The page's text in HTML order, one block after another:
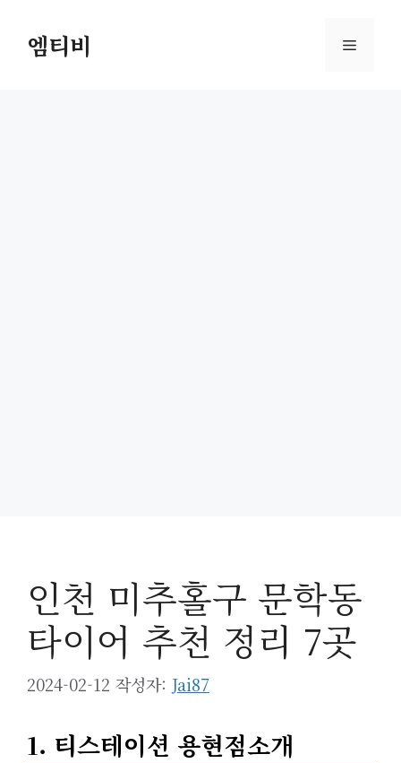
엠티비 메
인천 미추홀구 문학동
타이어 추천 정리 7곳
2024-02-12 작성자: Jai87
1. 티스테이션 용현점소개